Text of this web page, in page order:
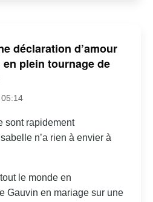
déclaration d’amour
plein tournage de
sont rapidement
n’a rien à envier à
le monde en
Gauvin en mariage sur une